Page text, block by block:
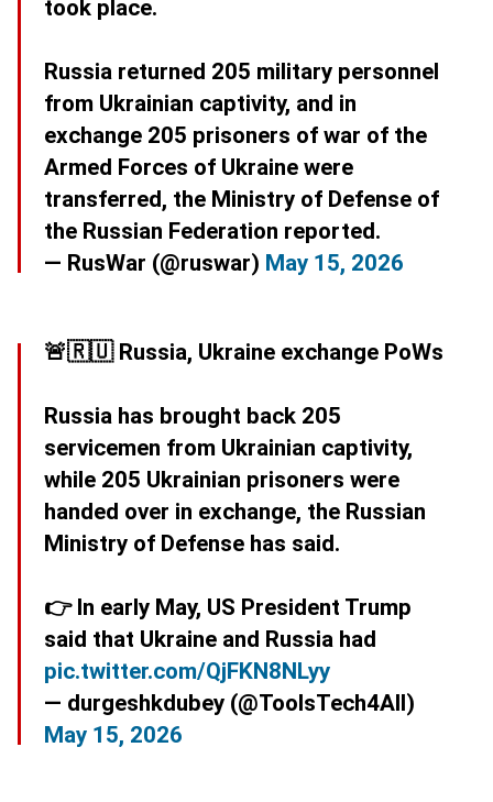
took place.
Russia returned 205 military personnel
from Ukrainian captivity, and in
exchange 205 prisoners of war of the
Armed Forces of Ukraine were
transferred, the Ministry of Defense of
the Russian Federation reported.
— RusWar (@ruswar) May 15, 2026
🚨🇷🇺 Russia, Ukraine exchange PoWs
Russia has brought back 205
servicemen from Ukrainian captivity,
while 205 Ukrainian prisoners were
handed over in exchange, the Russian
Ministry of Defense has said.
👉 In early May, US President Trump
said that Ukraine and Russia had
pic.twitter.com/QjFKN8NLyy
— durgeshkdubey (@ToolsTech4All)
May 15, 2026